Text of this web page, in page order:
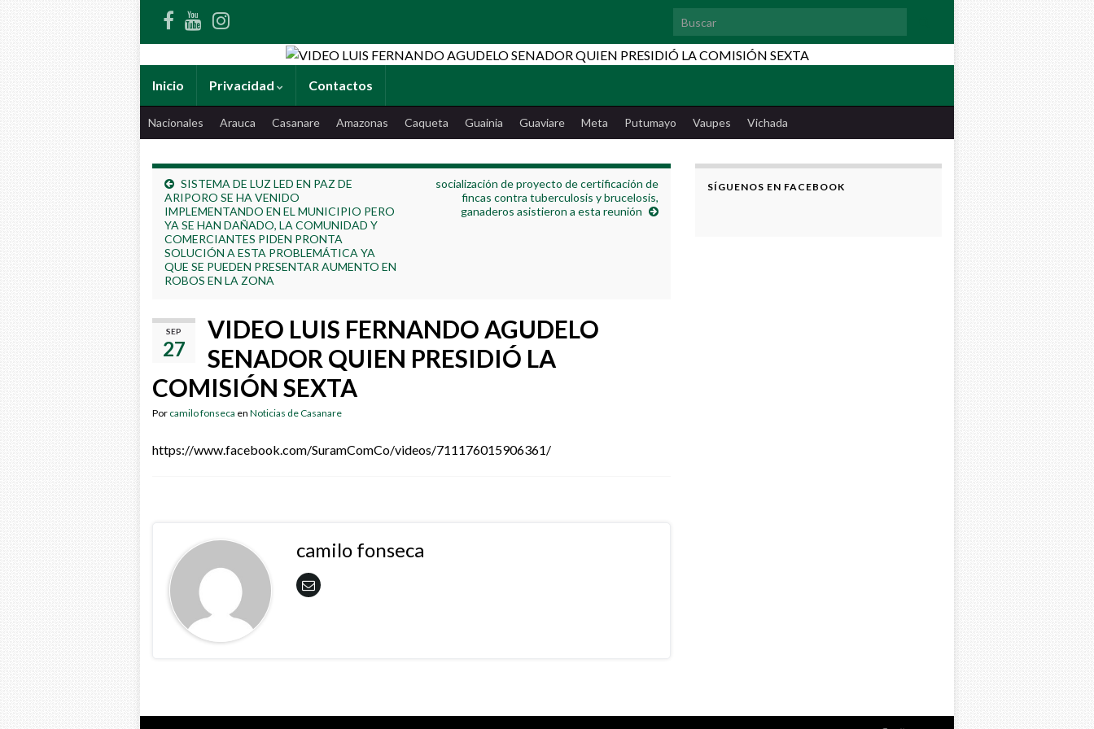
Search for:
Inicio Privacidad Contactos
Nacionales Arauca Casanare Amazonas Caqueta Guainia Guaviare Meta Putumayo Vaupes Vichada
SISTEMA DE LUZ LED EN PAZ DE
ARIPORO SE HA VENIDO
IMPLEMENTANDO EN EL MUNICIPIO PERO
YA SE HAN DAÑADO, LA COMUNIDAD Y
COMERCIANTES PIDEN PRONTA
SOLUCIÓN A ESTA PROBLEMÁTICA YA
QUE SE PUEDEN PRESENTAR AUMENTO EN
ROBOS EN LA ZONA
socialización de proyecto de certificación de
fincas contra tuberculosis y brucelosis,
ganaderos asistieron a esta reunión
SEP
27
VIDEO LUIS FERNANDO AGUDELO
SENADOR QUIEN PRESIDIÓ LA
COMISIÓN SEXTA
Por camilo fonseca en Noticias de Casanare
https://www.facebook.com/SuramComCo/videos/711176015906361/
camilo fonseca
SÍGUENOS EN FACEBOOK